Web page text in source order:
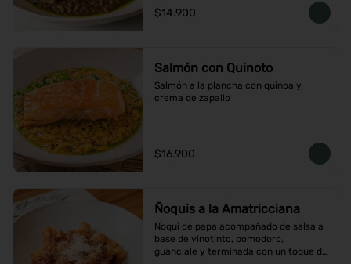
$14.900
Salmón con Quinoto
Salmón a la plancha con quinoa y
crema de zapallo
$16.900
Ñoquis a la Amatricciana
Ñoqui de papa acompañado de salsa a
base de vinotinto, pomodoro,
guanciale y terminada con un toque de